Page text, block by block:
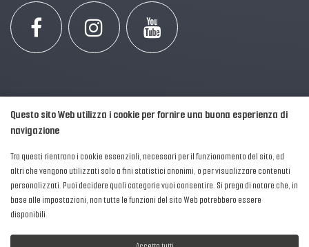
2016-2026 © AIPFM - Festa della Musica Italia Tutti i Diritti Riservati.
Privacy Policy
| Cookies
Questo sito Web utilizza i cookie per fornire una buona esperienza di
navigazione
Tra questi rientrano i cookie essenziali, necessari per il funzionamento del sito, ed
altri che vengono utilizzati solo a fini statistici anonimi, o per visualizzare contenuti
personalizzati. Puoi decidere quali categorie vuoi consentire. Si prega di notare che, in
base alle impostazioni, non tutte le funzioni del sito Web potrebbero essere
disponibili.